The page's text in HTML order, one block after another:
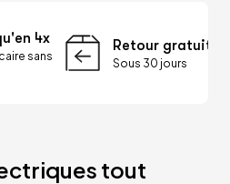
4x
sans
Retour gratuit
Sous 30 jours
tout